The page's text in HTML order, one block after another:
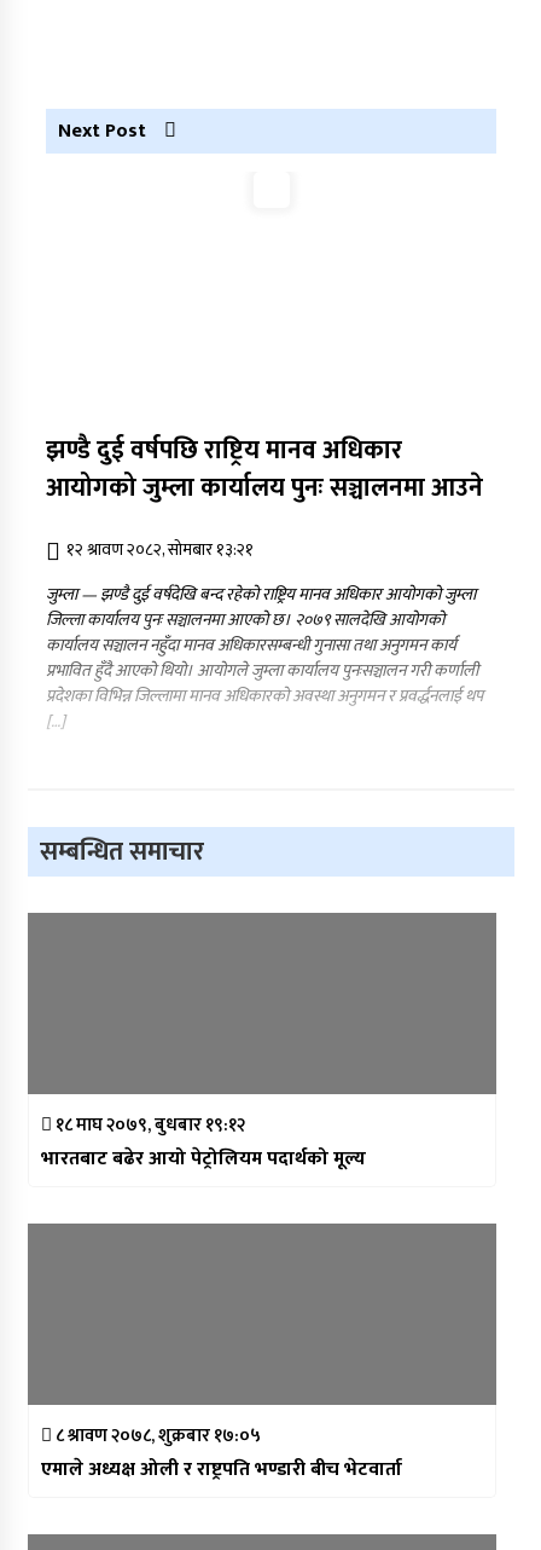
Next Post
झण्डै दुई वर्षपछि राष्ट्रिय मानव अधिकार
आयोगको जुम्ला कार्यालय पुनः सञ्चालनमा आउने
१२ श्रावण २०८२, सोमबार १३:२१
जुम्ला — झण्डै दुई वर्षदेखि बन्द रहेको राष्ट्रिय मानव अधिकार आयोगको जुम्ला
जिल्ला कार्यालय पुनः सञ्चालनमा आएको छ। २०७९ सालदेखि आयोगको
कार्यालय सञ्चालन नहुँदा मानव अधिकारसम्बन्धी गुनासा तथा अनुगमन कार्य
प्रभावित हुँदै आएको थियो। आयोगले जुम्ला कार्यालय पुनःसञ्चालन गरी कर्णाली
प्रदेशका विभिन्न जिल्लामा मानव अधिकारको अवस्था अनुगमन र प्रवर्द्धनलाई थप
[…]
सम्बन्धित समाचार
१८ माघ २०७९, बुधबार १९:१२
भारतबाट बढेर आयो पेट्रोलियम पदार्थको मूल्य
८ श्रावण २०७८, शुक्रबार १७:०५
एमाले अध्यक्ष ओली र राष्ट्रपति भण्डारी बीच भेटवार्ता